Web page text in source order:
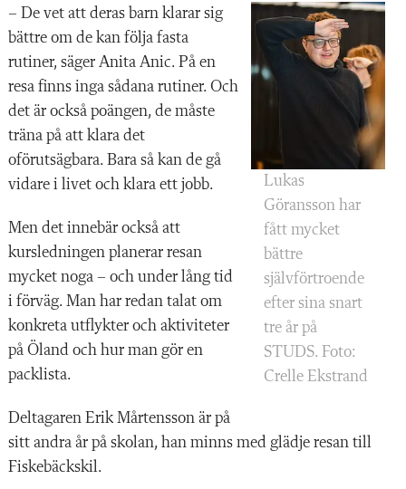
Lukas
Göransson har
fått mycket
bättre
självförtroende
efter sina snart
tre år på
STUDS. Foto:
Crelle Ekstrand
– De vet att deras barn klarar sig
bättre om de kan följa fasta
rutiner, säger Anita Anic. På en
resa finns inga sådana rutiner. Och
det är också poängen, de måste
träna på att klara det
oförutsägbara. Bara så kan de gå
vidare i livet och klara ett jobb.
Men det innebär också att
kursledningen planerar resan
mycket noga – och under lång tid
i förväg. Man har redan talat om
konkreta utflykter och aktiviteter
på Öland och hur man gör en
packlista.
Deltagaren Erik Mårtensson är på
sitt andra år på skolan, han minns med glädje resan till
Fiskebäckskil.